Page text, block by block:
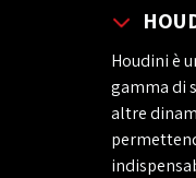
Houdini è
gamma di
altre